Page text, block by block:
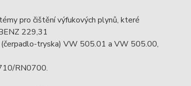
pro čištění výfukových plynů, které
229,31
tryska) VW 505.01 a VW 505.00,
RN0700.